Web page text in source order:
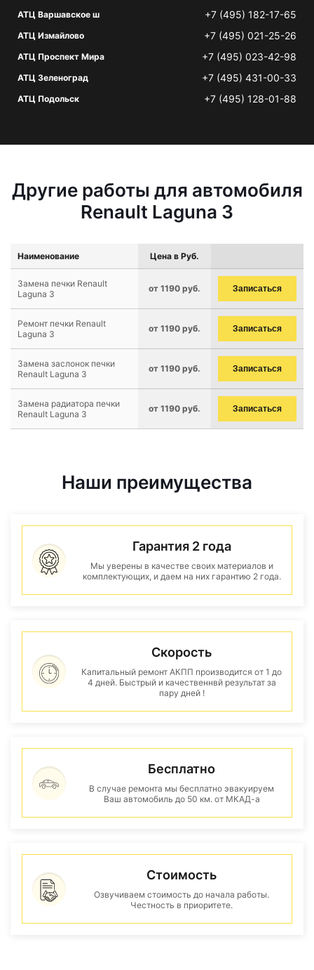
АТЦ Варшавское ш +7 (495) 182-17-65
АТЦ Измайлово +7 (495) 021-25-26
АТЦ Проспект Мира +7 (495) 023-42-98
АТЦ Зеленоград +7 (495) 431-00-33
АТЦ Подольск +7 (495) 128-01-88
Другие работы для автомобиля
Renault Laguna 3
Наименование Цена в Руб.
Замена печки Renault
Laguna 3
от 1190 руб. Записаться
Ремонт печки Renault
Laguna 3
от 1190 руб. Записаться
Замена заслонок печки
Renault Laguna 3
от 1190 руб. Записаться
Замена радиатора печки
Renault Laguna 3
от 1190 руб. Записаться
Наши преимущества
Гарантия 2 года
Мы уверены в качестве своих материалов и
комплектующих, и даем на них гарантию 2 года.
Скорость
Капитальный ремонт АКПП производится от 1 до
4 дней. Быстрый и качественнвй результат за
пару дней !
Бесплатно
В случае ремонта мы бесплатно эвакуируем
Ваш автомобиль до 50 км. от МКАД-а
Стоимость
Озвучиваем стоимость до начала работы.
Честность в приоритете.